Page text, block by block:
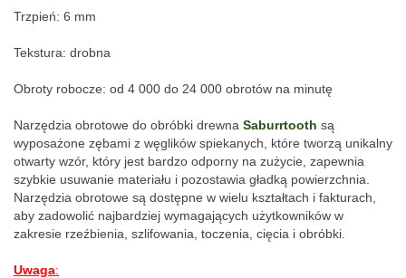
Trzpień: 6 mm
Tekstura: drobna
Obroty robocze: od 4 000 do 24 000 obrotów na minutę
Narzędzia obrotowe do obróbki drewna Saburrtooth są
wyposażone zębami z węglików spiekanych, które tworzą unikalny
otwarty wzór, który jest bardzo odporny na zużycie, zapewnia
szybkie usuwanie materiału i pozostawia gładką powierzchnia.
Narzędzia obrotowe są dostępne w wielu kształtach i fakturach,
aby zadowolić najbardziej wymagających użytkowników w
zakresie rzeźbienia, szlifowania, toczenia, cięcia i obróbki.
Uwaga: